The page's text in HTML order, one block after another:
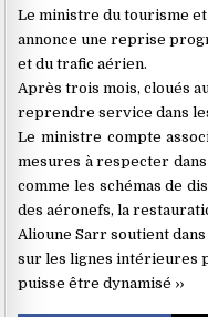
Le ministre du tourisme
annonce une reprise
et du trafic aérien.
Après trois mois, cloués
reprendre service dans
Le ministre compte
mesures à respecter
comme les schémas de
des aéronefs, la
Alioune Sarr soutient dans
sur les lignes intérieures
puisse être dynamisé ››